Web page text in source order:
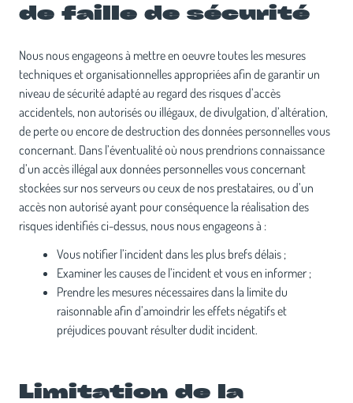
de faille de sécurité
Nous nous engageons à mettre en oeuvre toutes les mesures
techniques et organisationnelles appropriées afin de garantir un
niveau de sécurité adapté au regard des risques d’accès
accidentels, non autorisés ou illégaux, de divulgation, d’altération,
de perte ou encore de destruction des données personnelles vous
concernant. Dans l’éventualité où nous prendrions connaissance
d’un accès illégal aux données personnelles vous concernant
stockées sur nos serveurs ou ceux de nos prestataires, ou d’un
accès non autorisé ayant pour conséquence la réalisation des
risques identifiés ci-dessus, nous nous engageons à :
Vous notifier l’incident dans les plus brefs délais ;
Examiner les causes de l’incident et vous en informer ;
Prendre les mesures nécessaires dans la limite du
raisonnable afin d’amoindrir les effets négatifs et
préjudices pouvant résulter dudit incident.
Limitation de la